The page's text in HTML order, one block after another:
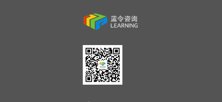
熟练使用客户关系分析工具；
学会如何在销售中占据谈判优势。
极强的销售思维，授人以鱼不如授人以渔，以实战案例、实战演